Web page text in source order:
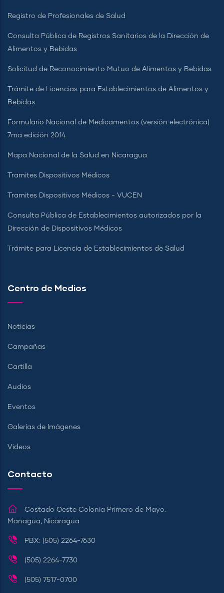
Registro de Profesionales de Salud
Consulta Pública de Registros Sanitarios de la Dirección de
Alimentos y Bebidas
Solicitud de Reconocimiento Mutuo de Alimentos y Bebidas
Trámite de Licencias para Establecimientos de Alimentos y
Bebidas
Formulario Nacional de Medicamentos (versión electrónica)
7ma edición 2014
Mapa Nacional de la Salud en Nicaragua
Tramites Dispositivos Médicos
Tramites Dispositivos Médicos - VUCEN
Consulta Pública de Establecimientos autorizados por la
Dirección de Dispositivos Médicos
Trámite para Licencia de Establecimientos de Salud
Centro de Medios
Noticias
Campañas
Cartilla
Audios
Eventos
Galerías de Imágenes
Videos
Contacto
Costado Oeste Colonia Primero de Mayo.
Managua, Nicaragua
PBX: (505) 2264-7630
(505) 2264-7730
(505) 7517-0700